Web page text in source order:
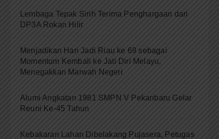
Lembaga Tepak Sirih Terima Penghargaan dari
DP3A Rokan Hilir
Menjadikan Hari Jadi Riau ke 69 sebagai
Momentum Kembali ke Jati Diri Melayu,
Menegakkan Marwah Negeri
Alumi Angkatan 1981 SMPN V Pekanbaru Gelar
Reuni Ke-45 Tahun
Kebakaran Lahan Dibelakang Pujasera, Petugas